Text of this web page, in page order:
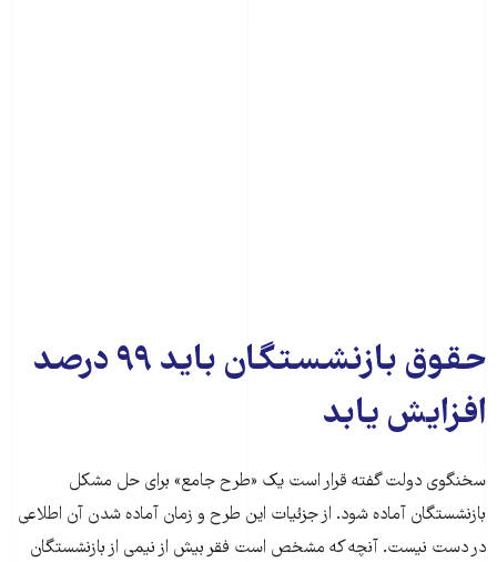
حقوق بازنشستگان باید ۹۹ درصد
افزایش یابد
سخنگوی دولت گفته قرار است یک «طرح جامع» برای حل مشکل
بازنشستگان آماده شود. از جزئیات این طرح و زمان آماده شدن آن اطلاعی
در دست نیست. آنچه که مشخص است فقر بیش از نیمی از بازنشستگان